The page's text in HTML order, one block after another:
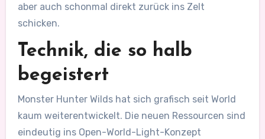
aber auch schonmal direkt zurück ins Zelt
schicken.
Technik, die so halb
begeistert
Monster Hunter Wilds hat sich grafisch seit World
kaum weiterentwickelt. Die neuen Ressourcen sind
eindeutig ins Open-World-Light-Konzept